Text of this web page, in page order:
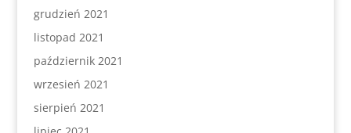
grudzień 2021
listopad 2021
październik 2021
wrzesień 2021
sierpień 2021